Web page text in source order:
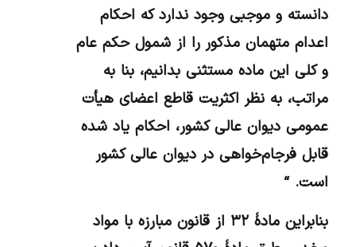
دانسته و موجبی ‌وجود ندارد که احکام
اعدام متهمان مذکور را از شمول حکم عام
و کلی این ماده مستثنی بدانیم، بنا به
مراتب، به نظر اکثریت قاطع اعضای هیأت
عمومی دیوان عالی کشور، احکام یاد شده
قابل فرجام‌خواهی در دیوان عالی کشور
است. “
بنابراین مادۀ ۳۲ از قانون مبارزه با مواد